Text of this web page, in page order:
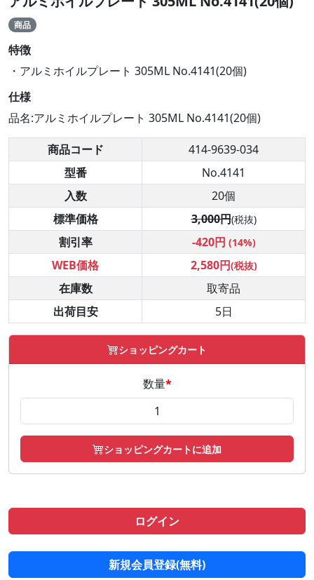
商品
特徴
・アルミホイルプレート 305ML No.4141(20個)
仕様
品名:アルミホイルプレート 305ML No.4141(20個)
商品コード
414-9639-034
型番
No.4141
入数
20個
標準価格
3,000円(税抜)
割引率 -420円 (14%)
WEB価格 2,580円(税抜)
在庫数
取寄品
出荷目安
5日
ショッピングカート
数量*
ショッピングカートに追加
ログイン
新規会員登録(無料)